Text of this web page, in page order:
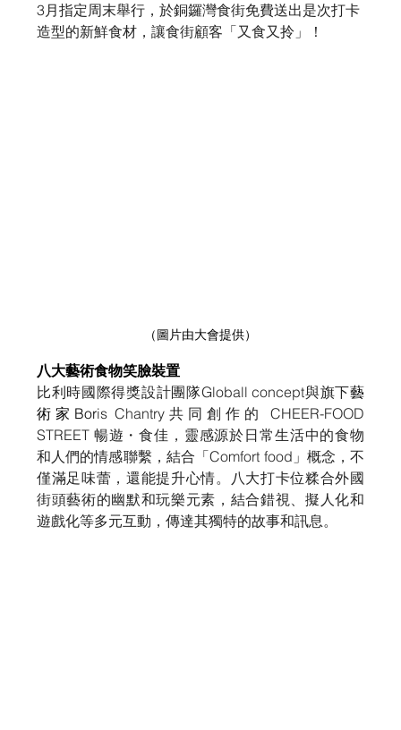
3月指定周末舉行，於銅鑼灣食街免費送出是次打卡
造型的新鮮食材，讓食街顧客「又食又拎」！
（圖片由大會提供）
八大藝術食物笑臉裝置
比利時國際得獎設計團隊Globall concept與旗下藝
術家Boris Chantry共同創作的 CHEER-FOOD
STREET 暢遊・食佳，靈感源於日常生活中的食物
和人們的情感聯繫，結合「Comfort food」概念，不
僅滿足味蕾，還能提升心情。八大打卡位糅合外國
街頭藝術的幽默和玩樂元素，結合錯視、擬人化和
遊戲化等多元互動，傳達其獨特的故事和訊息。